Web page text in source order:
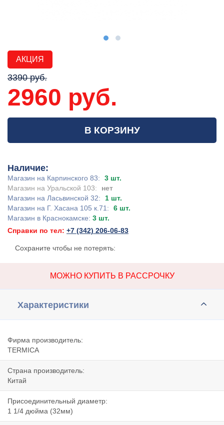
АКЦИЯ
3390 руб.
2960 руб.
В КОРЗИНУ
Наличие:
Магазин на Карпинского 83:
3 шт.
Магазин на Уральской 103:
нет
Магазин на Ласьвинской 32:
1 шт.
Магазин на Г. Хасана 105 к.71:
6 шт.
Магазин в Краснокамске: 3 шт.
Справки по тел: +7 (342) 206-06-83
Сохраните чтобы не потерять:
МОЖНО КУПИТЬ В РАССРОЧКУ
Характеристики
Фирма производитель:
TERMIСA
Страна производитель:
Китай
Присоединительный диаметр:
1 1/4 дюйма (32мм)